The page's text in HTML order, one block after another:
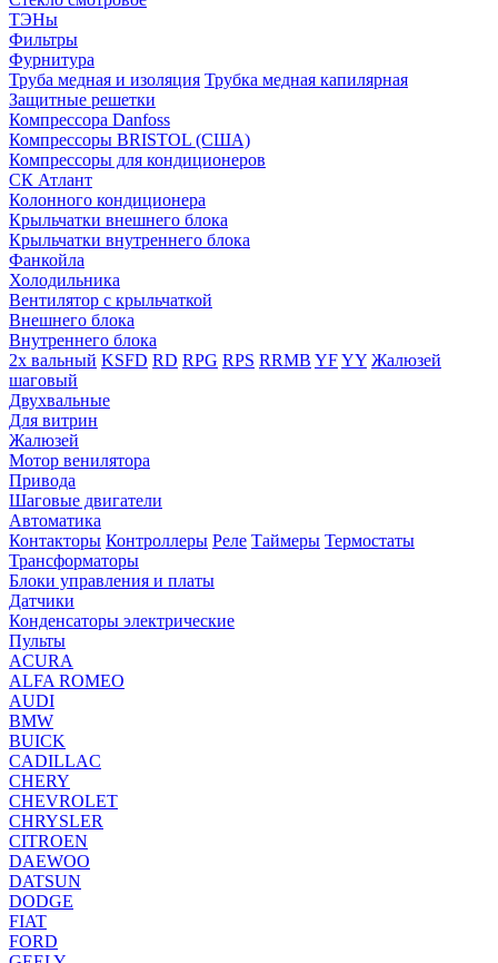
ТЭНы
Фильтры
Фурнитура
Труба медная и изоляция Трубка медная капилярная
Защитные решетки
Компрессора Danfoss
Компрессоры BRISTOL (США)
Компрессоры для кондиционеров
СК Атлант
Колонного кондиционера
Крыльчатки внешнего блока
Крыльчатки внутреннего блока
Фанкойла
Холодильника
Вентилятор с крыльчаткой
Внешнего блока
Внутреннего блока
2х вальный KSFD RD RPG RPS RRMB YFYY Жалюзей
шаговый
Двухвальные
Для витрин
Жалюзей
Мотор венилятора
Привода
Шаговые двигатели
Автоматика
Контакторы Контроллеры Реле Таймеры Термостаты
Трансформаторы
Блоки управления и платы
Датчики
Конденсаторы электрические
Пульты
ACURA
ALFA ROMEO
AUDI
BMW
BUICK
CADILLAC
CHERY
CHEVROLET
CHRYSLER
CITROEN
DAEWOO
DATSUN
DODGE
FIAT
FORD